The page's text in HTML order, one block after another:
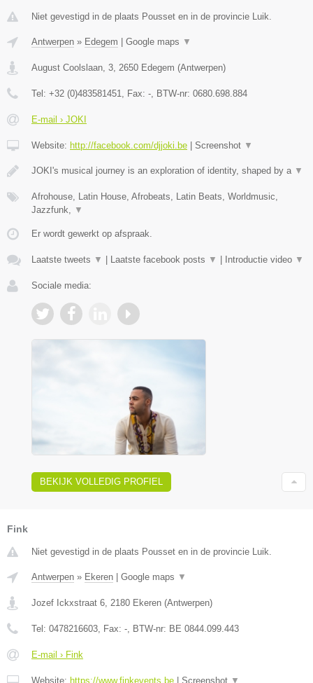
Niet gevestigd in de plaats Pousset en in de provincie Luik.
Antwerpen » Edegem Google maps ▼
August Coolslaan, 3 2650 Edegem (Antwerpen)
Tel: +32 (0)483581451 , Fax: - , BTW-nr: 0680.698.884
E-mail › JOKI
Website: http://facebook.com/djjoki.be Screenshot ▼
JOKI's musical journey is an exploration of identity, shaped by a ▼
Afrohouse, Latin House, Afrobeats, Latin Beats, Worldmusic,
Jazzfunk,
▼
Er wordt gewerkt op afspraak.
Laatste tweets ▼ Laatste facebook posts ▼ Introductie video ▼
Sociale media:
BEKIJK VOLLEDIG PROFIEL
Fink
Niet gevestigd in de plaats Pousset en in de provincie Luik.
Antwerpen » Ekeren Google maps ▼
Jozef Ickxstraat 6, 2180 Ekeren (Antwerpen)
Tel: 0478216603, Fax: -, BTW-nr: BE 0844.099.443
E-mail › Fink
Website: https://www.finkevents.be Screenshot ▼